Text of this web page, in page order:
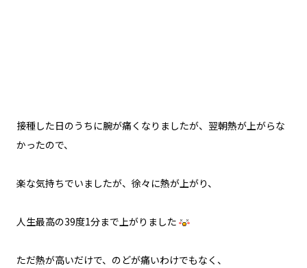
接種した日のうちに腕が痛くなりましたが、翌朝熱が上がらな
かったので、
楽な気持ちでいましたが、徐々に熱が上がり、
人生最高の39度1分まで上がりました
ただ熱が高いだけで、のどが痛いわけでもなく、